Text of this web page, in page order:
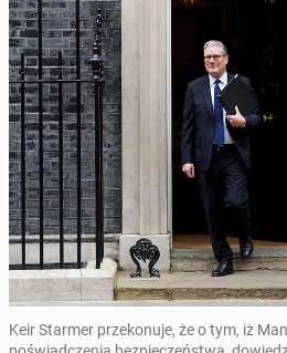
Keir Starmer przekonuje, że o tym, iż